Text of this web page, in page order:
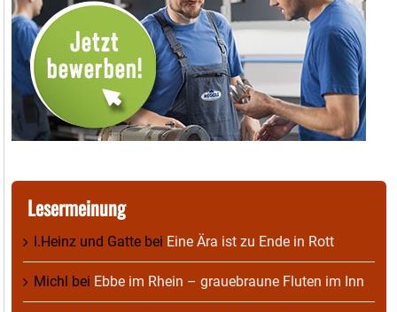
Lesermeinung
I.Heinz und Gatte bei Eine Ära ist zu Ende in Rott
Michl bei Ebbe im Rhein – grauebraune Fluten im Inn